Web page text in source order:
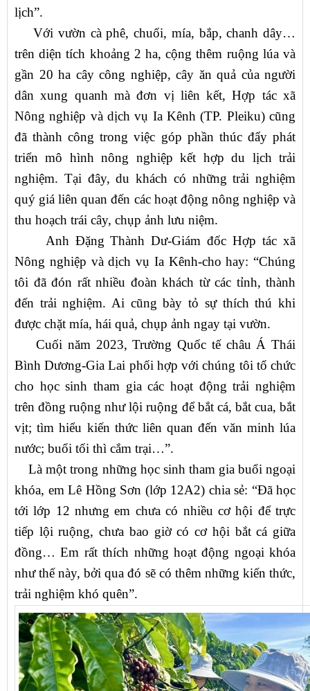
lịch”.
Với vườn cà phê, chuối, mía, bắp, chanh dây…
trên diện tích khoảng 2 ha, cộng thêm ruộng lúa và
gần 20 ha cây công nghiệp, cây ăn quả của người
dân xung quanh mà đơn vị liên kết, Hợp tác xã
Nông nghiệp và dịch vụ Ia Kênh (TP. Pleiku) cũng
đã thành công trong việc góp phần thúc đẩy phát
triển mô hình nông nghiệp kết hợp du lịch trải
nghiệm. Tại đây, du khách có những trải nghiệm
quý giá liên quan đến các hoạt động nông nghiệp và
thu hoạch trái cây, chụp ảnh lưu niệm.
Anh Đặng Thành Dư-Giám đốc Hợp tác xã
Nông nghiệp và dịch vụ Ia Kênh-cho hay: “Chúng
tôi đã đón rất nhiều đoàn khách từ các tỉnh, thành
đến trải nghiệm. Ai cũng bày tỏ sự thích thú khi
được chặt mía, hái quả, chụp ảnh ngay tại vườn.
Cuối năm 2023, Trường Quốc tế châu Á Thái
Bình Dương-Gia Lai phối hợp với chúng tôi tổ chức
cho học sinh tham gia các hoạt động trải nghiệm
trên đồng ruộng như lội ruộng để bắt cá, bắt cua, bắt
vịt; tìm hiểu kiến thức liên quan đến văn minh lúa
nước; buổi tối thì cắm trại…”.
Là một trong những học sinh tham gia buổi ngoại
khóa, em Lê Hồng Sơn (lớp 12A2) chia sẻ: “Đã học
tới lớp 12 nhưng em chưa có nhiều cơ hội để trực
tiếp lội ruộng, chưa bao giờ có cơ hội bắt cá giữa
đồng… Em rất thích những hoạt động ngoại khóa
như thế này, bởi qua đó sẽ có thêm những kiến thức,
trải nghiệm khó quên”.